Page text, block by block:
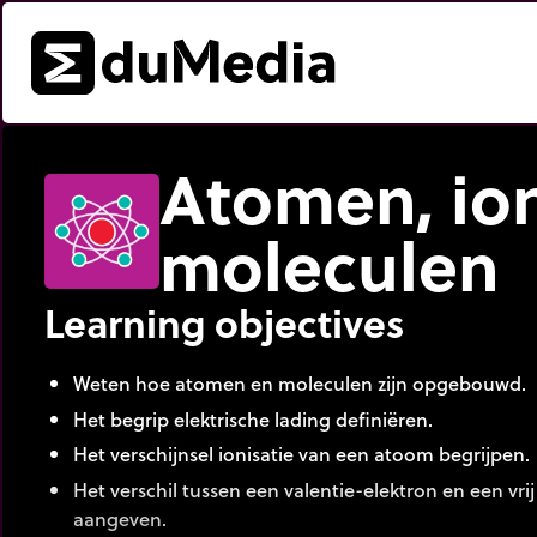
Atomen,
moleculen
Learning objectives
Weten hoe atomen en moleculen zijn opgebouwd.
Het begrip elektrische lading definiëren.
Het verschijnsel ionisatie van een atoom begrijpen.
Het verschil tussen een valentie-elektron en een
aangeven.